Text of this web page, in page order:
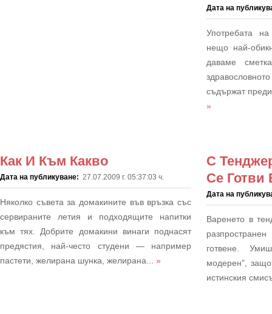
Дата на
Употребата
нещо най-
даваме
съдържат
»
Как И Към Какво
Дата на публикуване: 27.07.2009 г. 05:37:03 ч.
Няколко съвета за домакините във връзка със
сервираните летия и подходящите напитки
към тях. Добрите домакини винаги поднасят
предястия, най-често сту­дени — например
пастети, желирана шунка, желирана... »
С
Се Готви
Дата на
Варенето в
готвене.
модерен",
истинския